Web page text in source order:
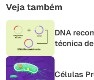
Veja também
DNA
técnica
Células